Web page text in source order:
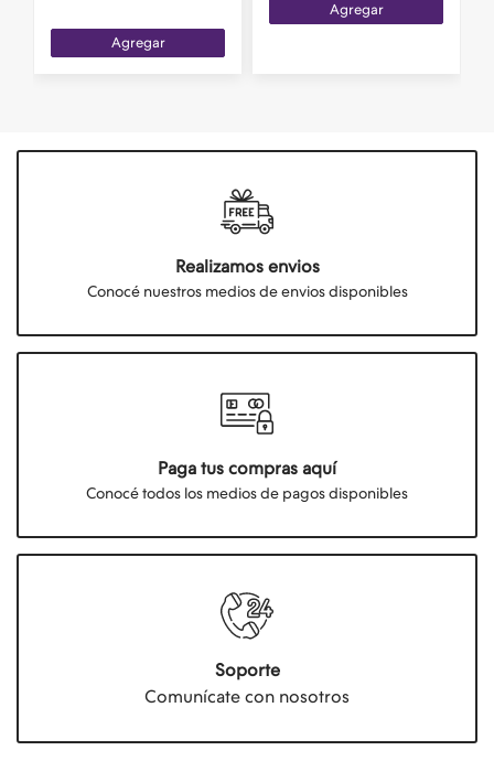
Agregar
Agregar
Realizamos envios
Conocé nuestros medios de envios disponibles
Paga tus compras aquí
Conocé todos los medios de pagos disponibles
Soporte
Comunícate con nosotros